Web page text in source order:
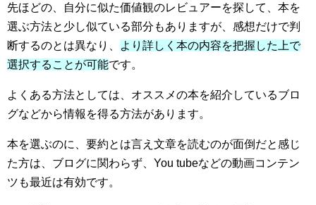
先ほどの、自分に似た価値観のレビュアーを探して、本を
選ぶ方法と少し似ている部分もありますが、感想だけで判
断するのとは異なり、
より詳しく本の内容を把握した上で
選択することが可能です。
よくある方法としては、オススメの本を紹介しているブロ
グなどから情報を得る方法があります。
本を選ぶのに、要約とは言え文章を読むのが面倒だと感じ
た方は、ブログに関わらず、You tubeなどの動画コンテン
ツも最近は有効です。